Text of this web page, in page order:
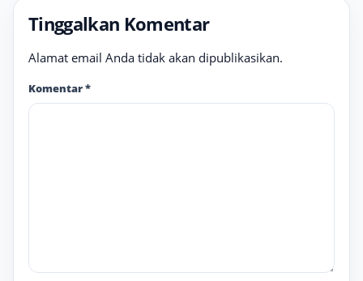
Tinggalkan Komentar
Alamat email Anda tidak akan dipublikasikan.
Komentar*